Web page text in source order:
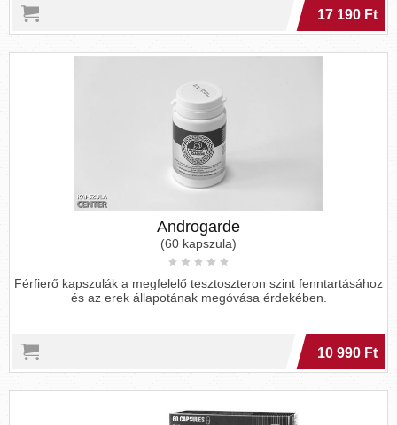
17 190 Ft
Androgarde
(60 kapszula)
Férfierő kapszulák a megfelelő tesztoszteron szint fenntartásához
és az erek állapotának megóvása érdekében.
10 990 Ft